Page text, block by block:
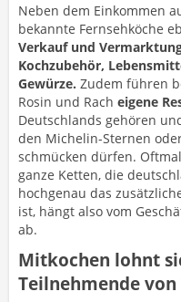
Neben dem Einkommen
bekannte Fernsehköche
Verkauf und
Kochzubehör,
Gewürze. Zudem führen
Rosin und Rach eigene
Deutschlands gehören
den Michelin-Sternen
schmücken dürfen.
ganze Ketten, die
hochgenau das
ist, hängt also vom
ab.
Mitkochen lohnt
Teilnehmende